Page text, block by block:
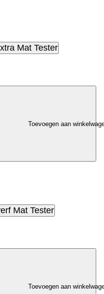
Mat Tester
Toevoegen aan
Mat Tester
Toevoegen aan